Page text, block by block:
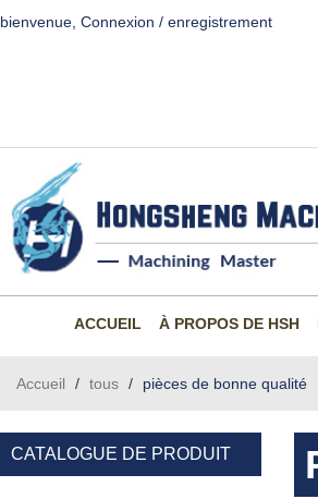
bienvenue, Connexion / enregistrement
ACCUEIL À PROPOS DE HSH
Accueil / tous / pièces de bonne qualité
CATALOGUE DE PRODUIT